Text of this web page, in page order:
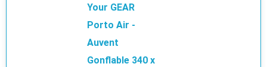
Your GEAR
Porto Air -
Auvent
Gonflable 340 x